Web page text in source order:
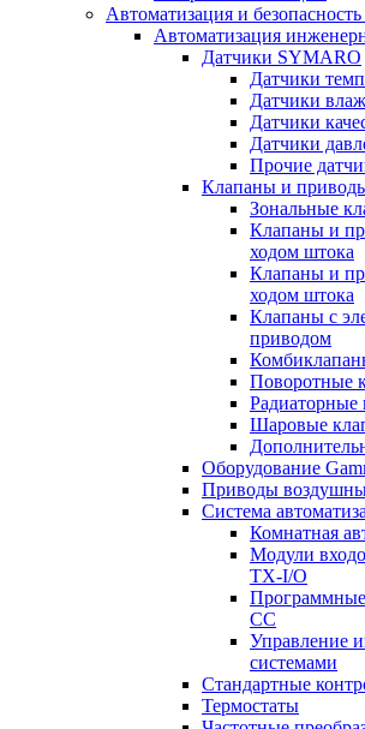
Автоматизация и
Автоматизация
Датчики SYMARO
Датчики
Датчики
Датчики
Датчики
Прочие
Клапаны и
Зональные
Клапаны и
ходом штока
Клапаны и
ходом штока
Клапаны с
приводом
Поворотные
Шаровые
Оборудование
Приводы
Система
Комнатная
Модули
TX-I/O
CC
Управление
системами
Стандартные
Термостаты